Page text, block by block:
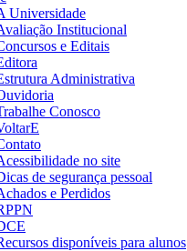
Universidade
Institucional
e Editais
Administrativa
Conosco
no site
de segurança pessoal
e Perdidos
disponíveis para alunos